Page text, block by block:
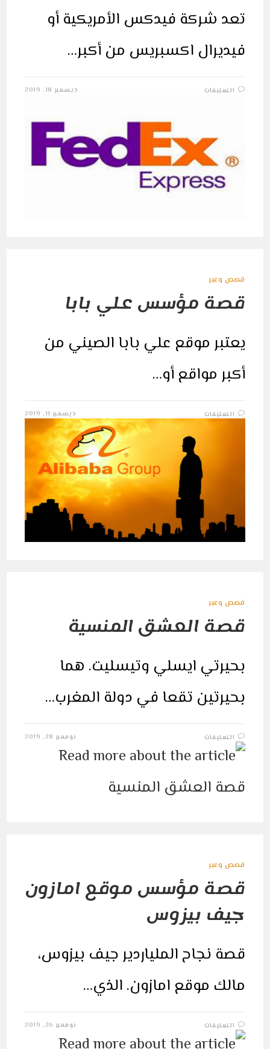
تعد شركة فيدكس الأمريكية أو
فيديرال اكسبريس من أكبر…
التعليقات ديسمبر 18, 2019
قصص وعبر
قصة مؤسس علي بابا
يعتبر موقع علي بابا الصيني من
أكبر مواقع أو…
التعليقاتقصة
علي
بابا
مغلقة
ديسمبر 11, 2019
قصص وعبر
قصة العشق المنسية
بحيرتي ايسلي وتيسليت. هما
بحيرتين تقعا في دولة المغرب…
التعليقات
العشق
المنسية
نوفمبر 28, 2019
قصص وعبر
قصة مؤسس موقع امازون
جيف بيزوس
قصة نجاح الملياردير جيف بيزوس،
مالك موقع امازون. الذي…
التعليقات
مؤسس
نوفمبر 26, 2019